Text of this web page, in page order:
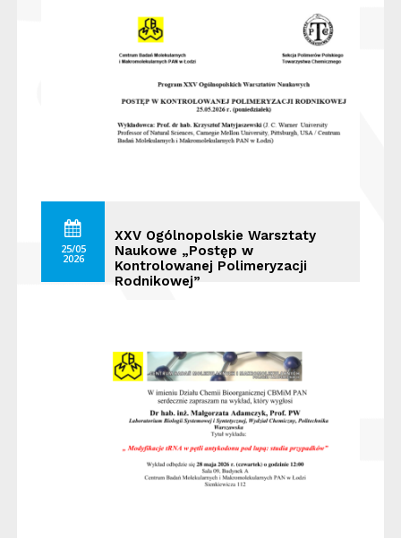
25/05
2026
XXV Ogólnopolskie Warsztaty
Naukowe „Postęp w
Kontrolowanej Polimeryzacji
Rodnikowej”